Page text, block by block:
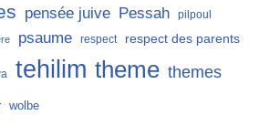
pensée juive Pessah
pilpoul
psaume respect respect des parents
tehilim theme themes
wolbe